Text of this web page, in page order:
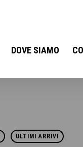
DOVE SIAMO
ULTIMI ARRIVI